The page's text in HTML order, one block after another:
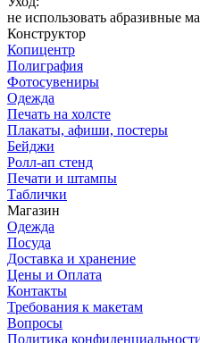
не использовать абразивные
Конструктор
Копицентр
Полиграфия
Фотосувениры
Одежда
Печать на холсте
Плакаты, афиши, постеры
Бейджи
Ролл-ап стенд
Печати и штампы
Таблички
Магазин
Одежда
Посуда
Доставка и хранение
Цены и Оплата
Контакты
Требования к макетам
Вопросы
Политика